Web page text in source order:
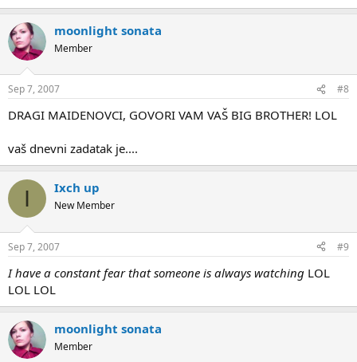
moonlight sonata
Member
Sep 7, 2007 #8
DRAGI MAIDENOVCI, GOVORI VAM VAŠ BIG BROTHER! LOL
vaš dnevni zadatak je....
I Ixch up
New Member
Sep 7, 2007 #9
I have a constant fear that someone is always watching LOL
LOL LOL
moonlight sonata
Member